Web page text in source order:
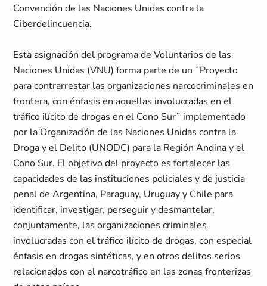
Convención de las Naciones Unidas contra la
Ciberdelincuencia.
Esta asignación del programa de Voluntarios de las
Naciones Unidas (VNU) forma parte de un ¨Proyecto
para contrarrestar las organizaciones narcocriminales en
frontera, con énfasis en aquellas involucradas en el
tráfico ilícito de drogas en el Cono Sur¨ implementado
por la Organización de las Naciones Unidas contra la
Droga y el Delito (UNODC) para la Región Andina y el
Cono Sur. El objetivo del proyecto es fortalecer las
capacidades de las instituciones policiales y de justicia
penal de Argentina, Paraguay, Uruguay y Chile para
identificar, investigar, perseguir y desmantelar,
conjuntamente, las organizaciones criminales
involucradas con el tráfico ilícito de drogas, con especial
énfasis en drogas sintéticas, y en otros delitos serios
relacionados con el narcotráfico en las zonas fronterizas